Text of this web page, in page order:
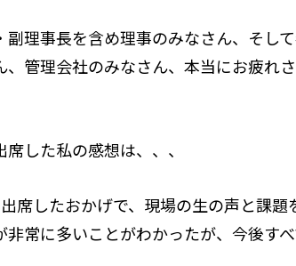
副理事長を含め理事のみなさん、そし
、管理会社のみなさん、本当にお疲れ
席した私の感想は、、、
出席したおかげで、現場の生の声と課
非常に多いことがわかったが、今後す
代表挨拶 »
経営理念 »
績・お客様の声
くあるご質問